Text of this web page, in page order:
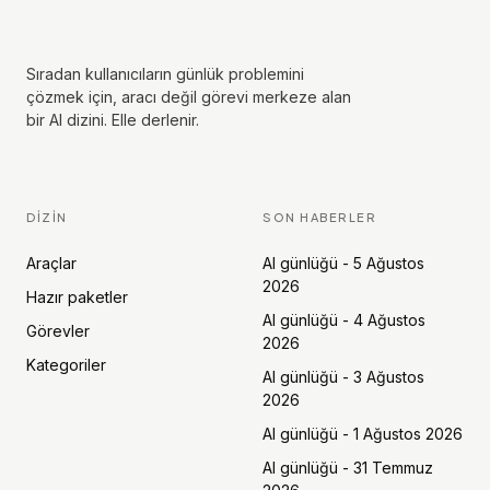
Sıradan kullanıcıların günlük problemini
çözmek için, aracı değil görevi merkeze alan
bir AI dizini. Elle derlenir.
DIZIN
Araçlar
Hazır paketler
Görevler
Kategoriler
SON HABERLER
AI günlüğü - 5 Ağustos
2026
AI günlüğü - 4 Ağustos
2026
AI günlüğü - 3 Ağustos
2026
AI günlüğü - 1 Ağustos 2026
AI günlüğü - 31 Temmuz